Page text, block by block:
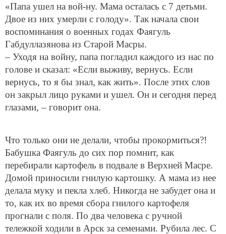
«Папа ушел на вой-ну. Мама осталась с 7 детьми.
Двое из них умерли с голоду». Так начала свои
воспоминания о военных годах Фаягуль
Габдуллазянова из Старой Масры.
– Уходя на войну, папа погладил каждого из нас по
голове и сказал: «Если выживу, вернусь. Если
вернусь, то я бы знал, как жить». После этих слов
он закрыл лицо руками и ушел. Он и сегодня перед
глазами, – говорит она.
Что только они не делали, чтобы прокормиться?!
Бабушка Фаягуль до сих пор помнит, как
перебирали картофель в подвале в Верхней Масре.
Домой приносили гнилую картошку. А мама из нее
делала муку и пекла хлеб. Никогда не забудет она и
то, как их во время сбора гнилого картофеля
прогнали с поля. По два человека с ручной
тележкой ходили в Арск за семенами. Рубила лес. С